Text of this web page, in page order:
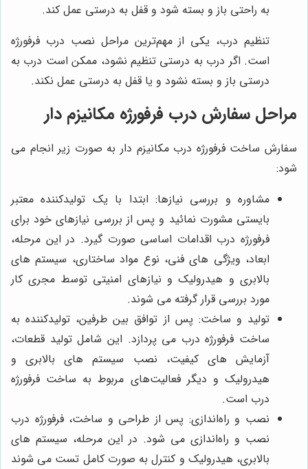
به راحتی باز و بسته شود و قفل به درستی عمل کند.
تنظیم درب، یکی از مهم‌ترین مراحل نصب درب فرفورژه
است. اگر درب به درستی تنظیم نشود، ممکن است درب به
درستی باز و بسته نشود و یا قفل به درستی عمل نکند.
مراحل سفارش درب فرفورژه مکانیزم دار
سفارش ساخت فرفورژه درب مکانیزم دار به صورت زیر انجام می
‌شود:
مشاوره و بررسی نیازها: ابتدا با یک تولیدکننده معتبر
بایستی مشورت نمائید و پس از بررسی نیازهای خود برای
فرفورژه درب اقدامات اساسی صورت گیرد. در این مرحله،
ابعاد، ویژگی ‌های فنی، نوع مواد ساختاری، سیستم ‌های
بالابری و هیدرولیک و نیازهای امنیتی توسط مجری کار
مورد بررسی قرار گرفته می شوند.
تولید و ساخت: پس از توافق بین طرفین، تولیدکننده به
ساخت فرفورژه درب می ‌پردازد. این شامل تولید قطعات،
آزمایش‌ های کیفیت، نصب سیستم‌ های بالابری و
هیدرولیک و دیگر فعالیت‌های مربوط به ساخت فرفورژه
درب است.
نصب و راه‌اندازی: پس از طراحی و ساخت، فرفورژه درب
نصب و راه‌اندازی می ‌شود. در این مرحله، سیستم ‌های
بالابری، هیدرولیک و کنترل به صورت کامل تست می ‌شوند